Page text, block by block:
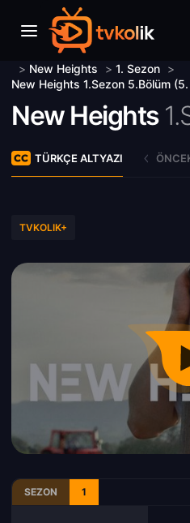
> New Heights > 1. Sezon >
New Heights 1.Sezon 5.Bölüm (5.
New Heights
TÜRKÇE ALTYAZI
TVKOLIK+
SEZON 1